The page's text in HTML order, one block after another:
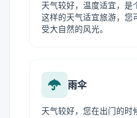
天气较好，温度适宜，是
这样的天气适宜旅游，您
受大自然的风光。
雨伞
天气较好，您在出门的时